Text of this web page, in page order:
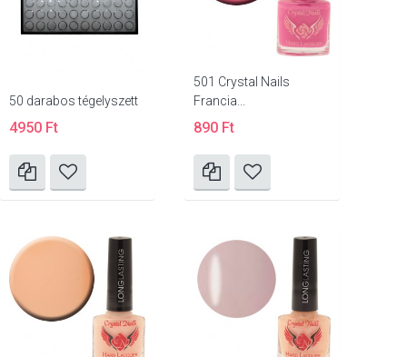
50 darabos tégelyszett
4950 Ft
501 Crystal Nails
Francia...
890 Ft